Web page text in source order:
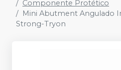
Componente Protético
Mini Abutment Angulado
Strong-Tryon